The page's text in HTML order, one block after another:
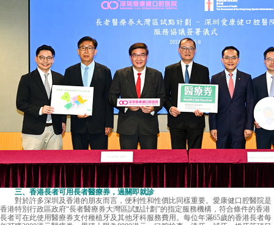
三、香港長者可用長者醫療券，過關即就診
對於許多深圳及香港的朋友而言，便利性和性價比同樣重要。愛康健口腔醫院是
香港特別行政區政府“長者醫療券大灣區試點計劃”的指定服務機構，符合條件的香港
長者可在此使用醫療券支付種植牙及其他牙科服務費用。每位年滿65歲的香港長者每